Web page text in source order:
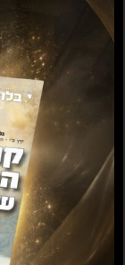
הזמן הלא המה –
קוטלר שליטא,
יצחק שלזינגר
מהללים ומשבחים
ולומד לאסוקי
להכנס לעומק
ולחדור לשורש
בסוגית הגמרא
ושיטה, ועל ידי זה
ונעימים וראויים
הדברים המתוקים
ויביא תעולת